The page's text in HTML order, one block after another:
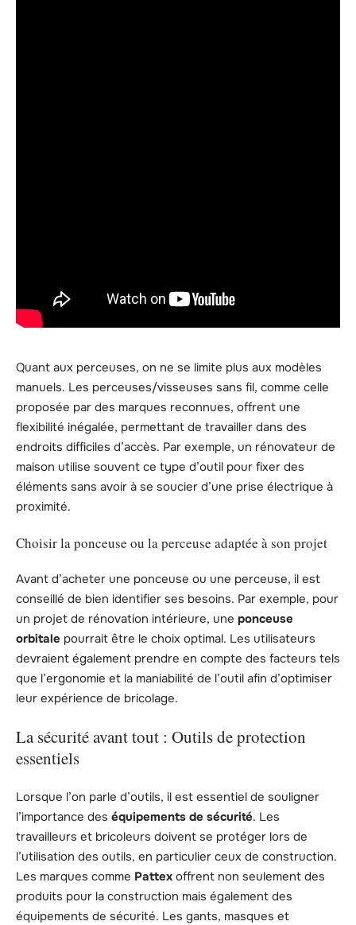
Quant aux perceuses, on ne se limite plus aux modèles
manuels. Les perceuses/visseuses sans fil, comme celle
proposée par des marques reconnues, offrent une
flexibilité inégalée, permettant de travailler dans des
endroits difficiles d’accès. Par exemple, un rénovateur de
maison utilise souvent ce type d’outil pour fixer des
éléments sans avoir à se soucier d’une prise électrique à
proximité.
Choisir la ponceuse ou la perceuse adaptée à son projet
Avant d’acheter une ponceuse ou une perceuse, il est
conseillé de bien identifier ses besoins. Par exemple, pour
un projet de rénovation intérieure, une ponceuse
orbitale pourrait être le choix optimal. Les utilisateurs
devraient également prendre en compte des facteurs tels
que l’ergonomie et la maniabilité de l’outil afin d’optimiser
leur expérience de bricolage.
La sécurité avant tout : Outils de protection
essentiels
Lorsque l’on parle d’outils, il est essentiel de souligner
l’importance des équipements de sécurité. Les
travailleurs et bricoleurs doivent se protéger lors de
l’utilisation des outils, en particulier ceux de construction.
Les marques comme Pattex offrent non seulement des
produits pour la construction mais également des
équipements de sécurité. Les gants, masques et